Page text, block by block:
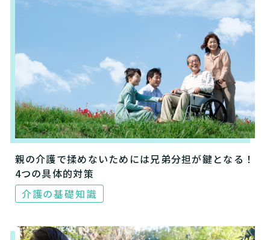
親の介護で揉めないためには兄弟分担が鍵となる！
4つの具体的対策
介護の基礎知識